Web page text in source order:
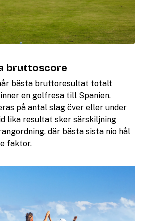
bruttoscore
bästa bruttoresultat totalt
en golfresa till Spanien.
på antal slag över eller under
lika resultat sker särskiljning
där bästa sista nio hål
faktor.